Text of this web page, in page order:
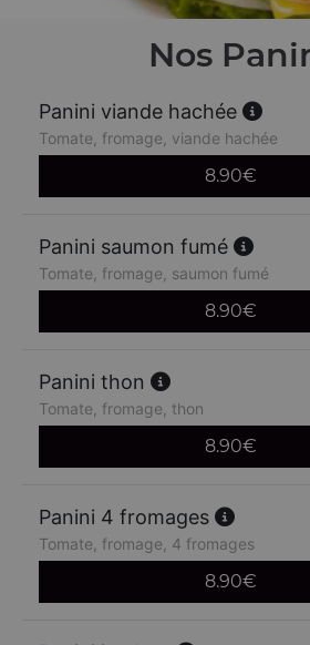
Nos
Panini viande hachée
Tomate, fromage, viande hachée
8.90€
Panini saumon fumé
Tomate, fromage, saumon fumé
8.90€
Panini thon
Tomate, fromage, thon
8.90€
Panini 4 fromages
Tomate, fromage, 4 fromages
8.90€